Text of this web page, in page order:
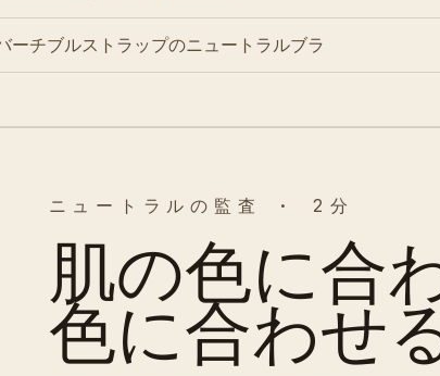
ーチブルストラップのニュートラルブラ
ニュートラルの監査 · 2分
肌の色に合
色に合わせ